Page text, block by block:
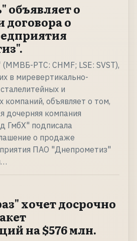
объявляет о
о
РТС: CHMF; LSE: SVST),
в миревертикально-
и
объявляет о том,
дочерняя компания
ГмбХ" подписала
о продаже
ПАО "Днепрометиз"
хочет досрочно
на $576 млн.